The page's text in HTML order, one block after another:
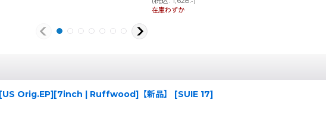
在庫わずか
Orig.EP][7inch | Ruffwood]【新品】 [SUIE 17]